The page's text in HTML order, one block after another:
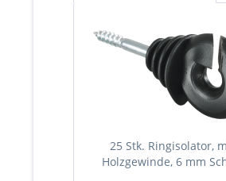
25 Stk. Ringisolator,
Holzgewinde, 6 mm